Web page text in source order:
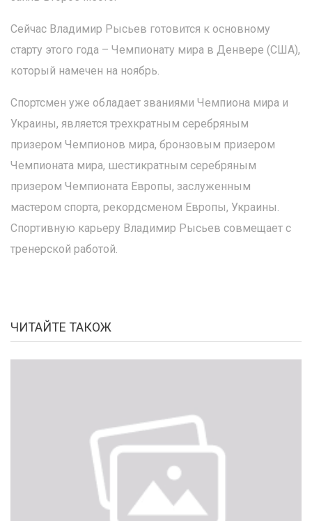
Сейчас Владимир Рысьев готовится к основному
старту этого года – Чемпионату мира в Денвере (США),
который намечен на ноябрь.
Спортсмен уже обладает званиями Чемпиона мира и
Украины, является трехкратным серебряным
призером Чемпионов мира, бронзовым призером
Чемпионата мира, шестикратным серебряным
призером Чемпионата Европы, заслуженным
мастером спорта, рекордсменом Европы, Украины.
Спортивную карьеру Владимир Рысьев совмещает с
тренерской работой.
ЧИТАЙТЕ ТАКОЖ